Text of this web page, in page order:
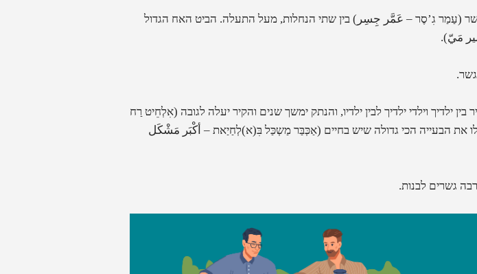
(עַמַר גִ’סֶר – عَمَّر جِسِر )בין שתי הנחלות, מעל התעלה. הביט האח הגדול
مَيّ)
.
ילדיך וילדי ילדיך לבין ילדיו, והנתק ימשך שנים והקיר יעלה לגובה (אִלְחֵיט רַח
את הבעייה הכי גדולה שיש בחיים (אַכְּבַּר מַשְכַּל בִּ(א)לְחַיַאת – أكْبَر مَشْكَل
גשרים לבנות.